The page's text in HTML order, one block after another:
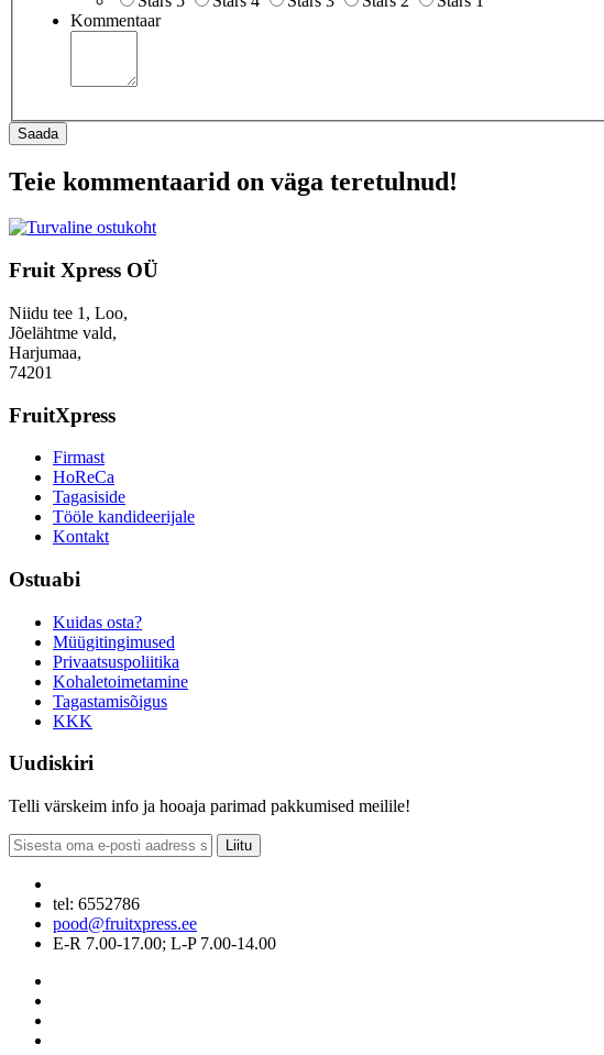
Kommentaar
Saada
Teie kommentaarid on väga teretulnud!
Fruit Xpress OÜ
Niidu tee 1, Loo,
Jõelähtme vald,
Harjumaa,
74201
FruitXpress
Firmast
HoReCa
Tagasiside
Tööle kandideerijale
Kontakt
Ostuabi
Kuidas osta?
Müügitingimused
Privaatsuspoliitika
Kohaletoimetamine
Tagastamisõigus
KKK
Uudiskiri
Telli värskeim info ja hooaja parimad pakkumised meilile!
Liitu
tel: 6552786
pood@fruitxpress.ee
E-R 7.00-17.00; L-P 7.00-14.00